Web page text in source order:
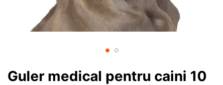
Guler medical pentru caini 10